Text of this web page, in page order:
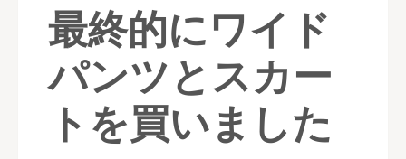
最終的にワイド
パンツとスカー
トを買いました